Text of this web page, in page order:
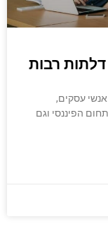
רבות
עסקים,
הפיננסי וגם